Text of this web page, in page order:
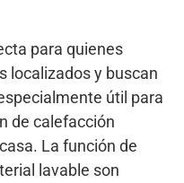
para quienes
localizados y buscan
útil para
de calefacción
La función de
lavable son